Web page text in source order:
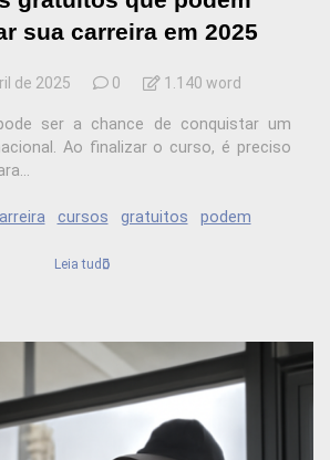
sua carreira em 2025
de 2025 0 1.140 word
ser a chance de conquistar um
Ao finalizar o curso, é preciso
cursos gratuitos podem
Leia tudo